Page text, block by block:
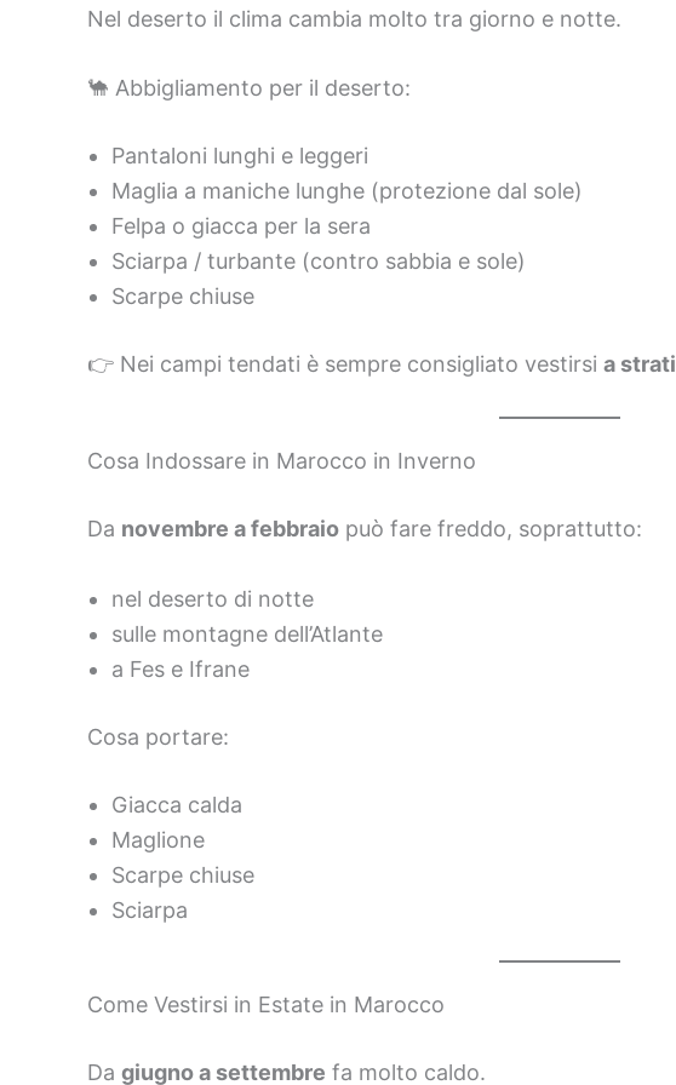
Nel deserto il clima cambia molto tra giorno e notte.
🐪 Abbigliamento per il deserto:
Pantaloni lunghi e leggeri
Maglia a maniche lunghe (protezione dal sole)
Felpa o giacca per la sera
Sciarpa / turbante (contro sabbia e sole)
Scarpe chiuse
👉 Nei campi tendati è sempre consigliato vestirsi a strati
Cosa Indossare in Marocco in Inverno
Da novembre a febbraio può fare freddo, soprattutto:
nel deserto di notte
sulle montagne dell’Atlante
a Fes e Ifrane
Cosa portare:
Giacca calda
Maglione
Scarpe chiuse
Sciarpa
Come Vestirsi in Estate in Marocco
Da giugno a settembre fa molto caldo.